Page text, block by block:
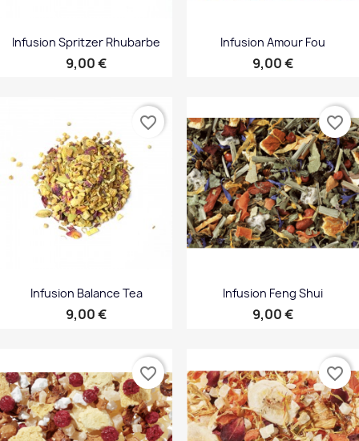
Infusion Spritzer Rhubarbe
Prix
9,00 €
Infusion Amour Fou
Prix
9,00 €
Infusion Balance Tea
Prix
9,00 €
favorite_border
Infusion Feng Shui
Prix
9,00 €
favorite_border
favorite_border favorite_border